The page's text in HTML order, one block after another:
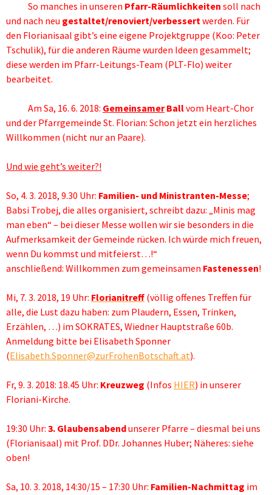
So manches in unseren Pfarr-Räumlichkeiten soll nach
und nach neu gestaltet/renoviert/verbessertwerden. Für
den Florianisaal gibt’s eine eigene Projektgruppe (Koo: Peter
Tschulik), für die anderen Räume wurden Ideen gesammelt;
diese werden im Pfarr-Leitungs-Team (PLT-Flo) weiter
bearbeitet.
Am Sa, 16. 6. 2018: GemeinsamerBallvom Heart-Chor
und der Pfarrgemeinde St. Florian: Schon jetzt ein herzliches
Willkommen (nicht nur an Paare).
Und wie geht’s weiter?!
So, 4. 3. 2018, 9.30 Uhr: Familien- und Ministranten-Messe;
Babsi Trobej, die alles organisiert, schreibt dazu: „Minis mag
man eben“ – bei dieser Messe wollen wir sie besonders in die
Aufmerksamkeit der Gemeinde rücken. Ich würde mich freuen,
wenn Du kommst und mitfeierst…!“
anschließend: Willkommen zum gemeinsamen Fastenessen!
Mi, 7. 3. 2018, 19 Uhr: Florianitreff (völlig offenes Treffen für
alle, die Lust dazu haben: zum Plaudern, Essen, Trinken,
Erzählen, …) im SOKRATES, Wiedner Hauptstraße 60b.
Anmeldung bitte bei Elisabeth Sponner
(Elisabeth.Sponner@zurFrohenBotschaft.at).
Fr, 9. 3. 2018: 18.45 Uhr: Kreuzweg (Infos HIER) in unserer
Floriani-Kirche.
19:30 Uhr: 3. Glaubensabendunserer Pfarre – diesmal bei uns
(Florianisaal) mit Prof. DDr. Johannes Huber; Näheres: siehe
oben!
Sa, 10. 3. 2018, 14:30/15 – 17:30 Uhr: Familien-Nachmittag im